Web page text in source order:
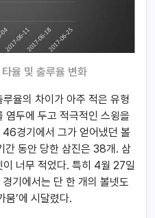
율 및 출루율 변화
율의 차이가 아주 적은 유형
염두에 두고 적극적인 스윙을
경기에서 그가 얻어냈던 볼
간 동안 당한 삼진은 38개. 삼
너무 적었다. 특히 4월 27일
기에서는 단 한 개의 볼넷도
뭄’에 시달렸다.